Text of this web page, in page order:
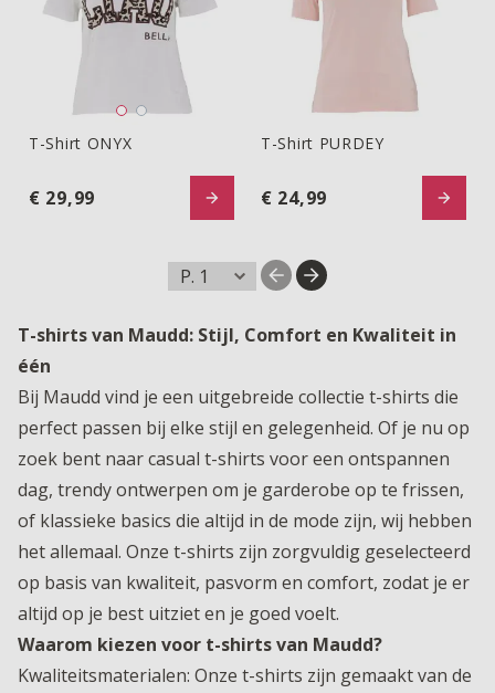
T-Shirt ONYX
T-Shirt ONYX
€ 29,99
T-shirt PURDEY
T-Shirt PURDEY
€ 24,99
T-shirts van Maudd: Stijl, Comfort en Kwaliteit in
één
Bij Maudd vind je een uitgebreide collectie t-shirts die
perfect passen bij elke stijl en gelegenheid. Of je nu op
zoek bent naar casual t-shirts voor een ontspannen
dag, trendy ontwerpen om je garderobe op te frissen,
of klassieke basics die altijd in de mode zijn, wij hebben
het allemaal. Onze t-shirts zijn zorgvuldig geselecteerd
op basis van kwaliteit, pasvorm en comfort, zodat je er
altijd op je best uitziet en je goed voelt.
Waarom kiezen voor t-shirts van Maudd?
Kwaliteitsmaterialen: Onze t-shirts zijn gemaakt van de